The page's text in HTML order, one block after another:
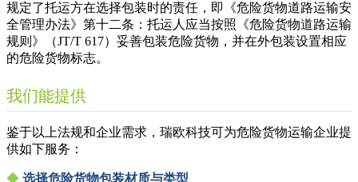
规定了托运方在选择包装时的责任，即《危险货物道路运输安
全管理办法》第十二条：托运人应当按照《危险货物道路运输
规则》（JT/T 617）妥善包装危险货物，并在外包装设置相应
的危险货物标志。
我们能提供
鉴于以上法规和企业需求，瑞欧科技可为危险货物运输企业提
供如下服务：
◆ 选择危险货物包装材质与类型